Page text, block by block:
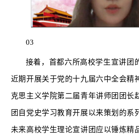
03
接着，首都六所高校学生宣讲团
近期开展关于党的十九届六中全会精
克思主义学院第二届青年讲师团团长
团自党史学习教育开展以来策划的系
未来高校学生理论宣讲团应以锤炼精